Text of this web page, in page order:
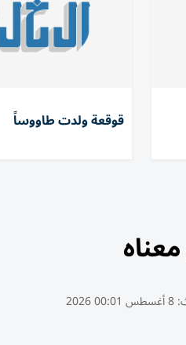
قوقعة ولدت طاووساً
8 أغسطس 00:01 2026